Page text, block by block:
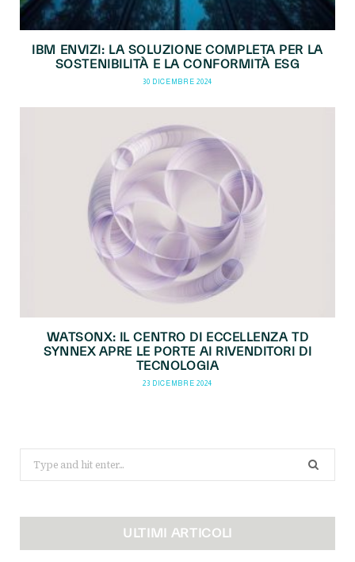
IBM ENVIZI: LA SOLUZIONE COMPLETA PER LA
SOSTENIBILITÀ E LA CONFORMITÀ ESG
30 DICEMBRE 2024
WATSONX: IL CENTRO DI ECCELLENZA TD
SYNNEX APRE LE PORTE AI RIVENDITORI DI
TECNOLOGIA
23 DICEMBRE 2024
for:
ULTIMI ARTICOLI